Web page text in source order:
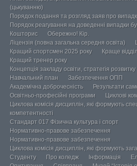
(цькуванню)
Порядок подання та розгляд заяв про
Порядок реагування на доведенні випадки
Кошторис
Обережно! Кір.
Ліцензія (повна загальна середня освіта)
Кращий спортсмен 2025 року
Краще
Кращий тренер року
Концепція закладу освіти, стратегія розвитку
Навчальний план
Забезпечення ОПП
Академічна доброчесність
Результати
Освітньо-професійні програми
Циклові
Циклова комісія дисциплін, які формують
компетентності
Стандарт 017 Фізична культура і спорт
Нормативно-правове забезпечення
Нормативно-правове забезпечення
Циклова комісія дисциплін, які формують
Студенту
Про коледж Інформація